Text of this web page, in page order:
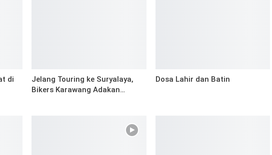
di
Jelang Touring ke Suryalaya,
Bikers Karawang Adakan…
Dosa Lahir dan Batin